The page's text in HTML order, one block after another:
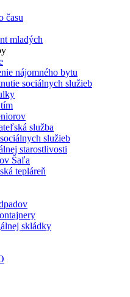
času
mladých
nájomného bytu
sociálnych služieb
služba
služieb
starostlivosti
Šaľa
tepláreň
skládky